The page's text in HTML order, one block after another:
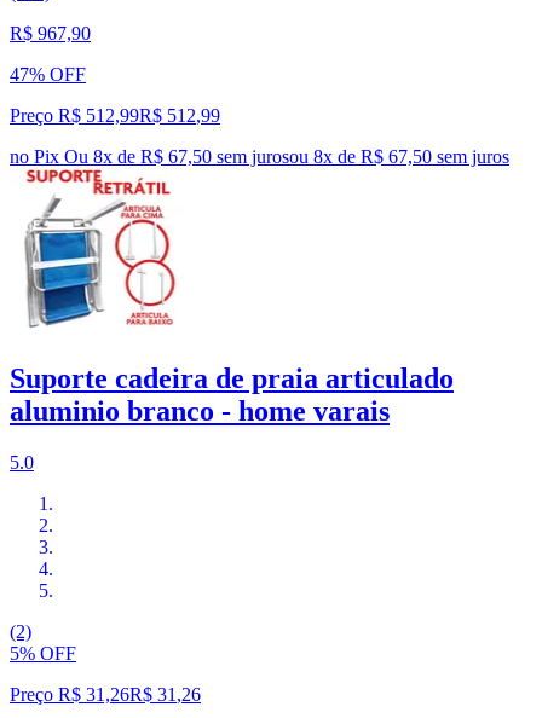
R$ 967,90
47% OFF
Preço R$ 512,99R$ 512,99
no Pix Ou 8x de R$ 67,50 sem jurosou 8x de R$ 67,50 sem juros
Suporte cadeira de praia articulado
aluminio branco - home varais
5.0
(2)
5% OFF
Preço R$ 31,26R$ 31 ,26